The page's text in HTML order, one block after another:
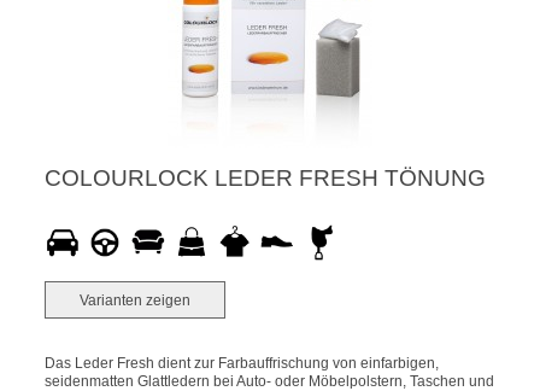
COLOURLOCK LEDER FRESH TÖNUNG
Varianten zeigen
Das Leder Fresh dient zur Farbauffrischung von einfarbigen,
seidenmatten Glattledern bei Auto- oder Möbelpolstern, Taschen und